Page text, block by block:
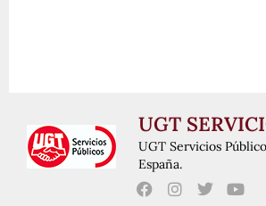
UGT
UGT Servicios
España.